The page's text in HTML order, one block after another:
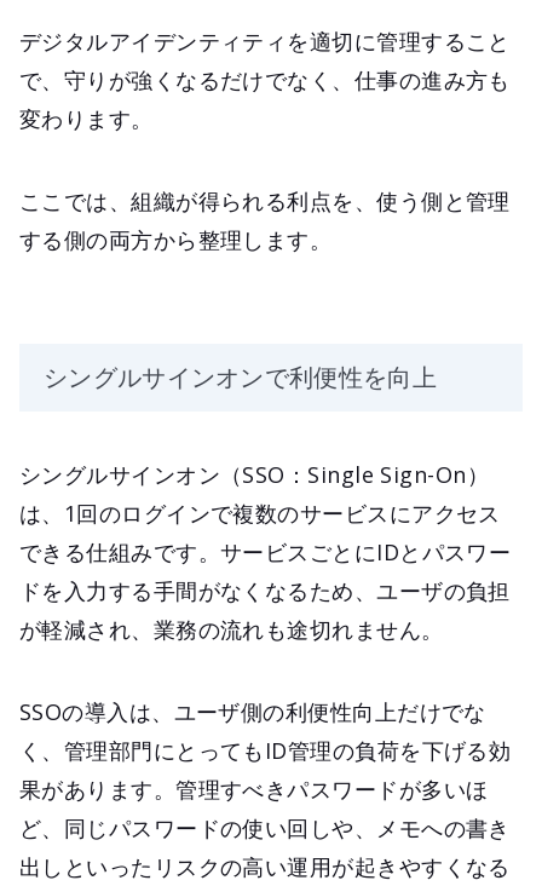
デジタルアイデンティティを適切に管理すること
で、守りが強くなるだけでなく、仕事の進み方も
変わります。
ここでは、組織が得られる利点を、使う側と管理
する側の両方から整理します。
シングルサインオンで利便性を向上
シングルサインオン（SSO：Single Sign-On）
は、1回のログインで複数のサービスにアクセス
できる仕組みです。サービスごとにIDとパスワー
ドを入力する手間がなくなるため、ユーザの負担
が軽減され、業務の流れも途切れません。
SSOの導入は、ユーザ側の利便性向上だけでな
く、管理部門にとってもID管理の負荷を下げる効
果があります。管理すべきパスワードが多いほ
ど、同じパスワードの使い回しや、メモへの書き
出しといったリスクの高い運用が起きやすくなる